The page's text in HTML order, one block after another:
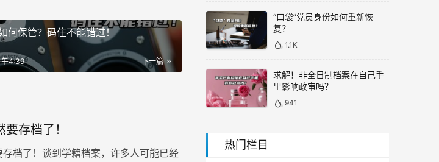
何保管？码住不能错过！
下一篇
午4:39
存档了！
了！谈到学籍档案，许多人可能已经
“口袋”党员身份如何重新恢
复？
1.1K
求解！非全日制档案在自己手
里影响政审吗？
941
热门栏目